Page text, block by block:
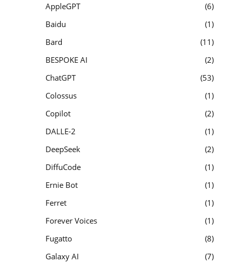
AppleGPT
6
Baidu
1
Bard
11
BESPOKE AI
2
ChatGPT
53
Colossus
1
Copilot
2
DALLE-2
1
DeepSeek
2
DiffuCode
1
Ernie Bot
1
Ferret
1
Forever Voices
1
Fugatto
8
Galaxy AI
7